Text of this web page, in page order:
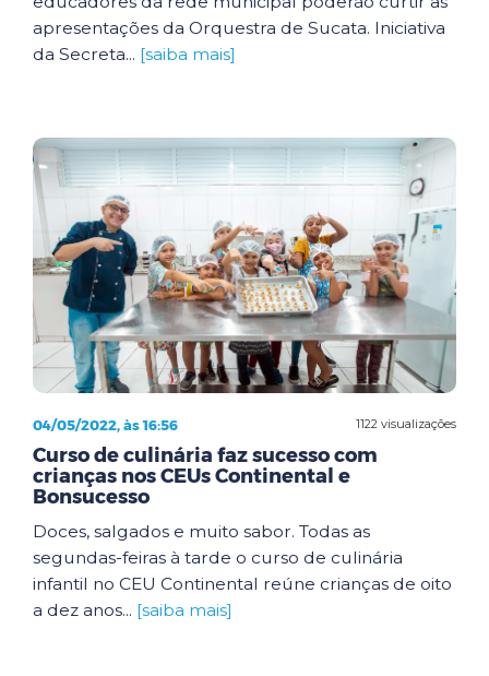
apresentações da Orquestra de Sucata. Iniciativa
da Secreta... [saiba mais]
1122 visualizações
04/05/2022, às 16:56
Curso de culinária faz sucesso com
crianças nos CEUs Continental e
Bonsucesso
Doces, salgados e muito sabor. Todas as
segundas-feiras à tarde o curso de culinária
infantil no CEU Continental reúne crianças de oito
a dez anos... [saiba mais]